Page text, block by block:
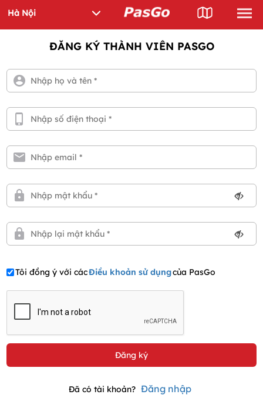
ĐĂNG KÝ THÀNH VIÊN PASGO
Tôi đồng ý với cácĐiều khoản sử dụngcủa PasGo
Đã có tài khoản? Đăng nhập